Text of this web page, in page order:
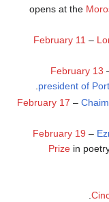
opens at the
February 11 –
February 13
president of
February 17 –
February 19 –
Prizein
.